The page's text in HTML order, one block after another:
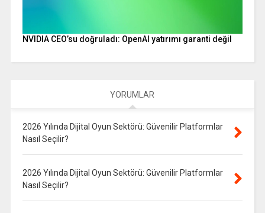
NVIDIA CEO’su doğruladı: OpenAI yatırımı garanti değil
YORUMLAR
2026 Yılında Dijital Oyun Sektörü: Güvenilir Platformlar
Nasıl Seçilir?
2026 Yılında Dijital Oyun Sektörü: Güvenilir Platformlar
Nasıl Seçilir?